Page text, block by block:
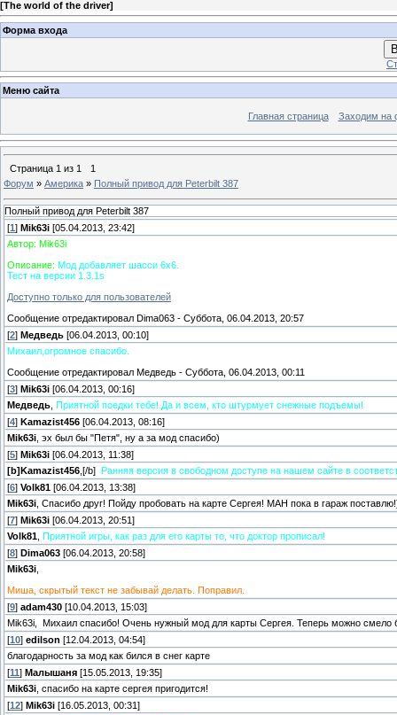
[The world of the driver]
Форма входа
Меню сайта
Главная страница Заходим на
Страница 1 из 1
1
Форум » Америка » Полный привод для Peterbilt 387
Полный привод для Peterbilt 387
[1 ] Mik63i [05.04.2013, 23:42]
Автор: Mik63i
Описание: Мод добавляет шасси 6х6.
Тест на версии 1.3.1s
Доступно только для пользователей
Сообщение отредактировал Dima063 - Суббота, 06.04.2013, 20:57
[2] Медведь [06.04.2013, 00:10]
Михаил,огромное спасибо.
Сообщение отредактировал Медведь - Суббота, 06.04.2013, 00:11
[3] Mik63i [06.04.2013, 00:16]
Медведь
Приятной поедки тебе! Да и всем, кто штурмует снежные подъемы!
[4] Kamazist456 [06.04.2013, 08:16]
Mik63i , эх был бы "Петя", ну а за мод спасибо)
[5] Mik63i [06.04.2013, 11:38]
[b]Kamazist456 ,[/b]
Ранняя версия в свободном доступе на нашем сайте в
[6] Volk81 [06.04.2013, 13:38]
Mik63i , Спасибо друг! Пойду пробовать на карте Сергея! МАН пока в гараж
[7] Mik63i [06.04.2013, 20:51]
Volk81
Приятной игры, как раз для его карты то, что доктор прописал!
[8] Dima063 [06.04.2013, 20:58]
Mik63i
Миша, скрытый текст не забывай делать. Поправил.
[9] adam430 [10.04.2013, 15:03]
Mik63i, Михаил спасибо! Очень нужный мод для карты Сергея. Теперь можно смело
[10] edilson [12.04.2013, 04:54]
благодарность за мод как бился в снег карте
[11 ] Малышаня [15.05.2013, 19:35]
Mik63i , спасибо на карте сергея пригодится!
[12] Mik63i [16.05.2013, 00:31]